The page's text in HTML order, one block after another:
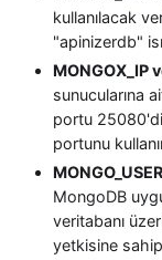
kullanılacak
"apinizerdb"
MONGOX_IP
sunucularına
portu
portunu
MongoDB
veritabanı
yetkisine sahip